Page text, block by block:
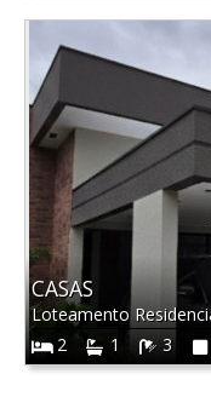
CASAS
Loteamento
2
1 3